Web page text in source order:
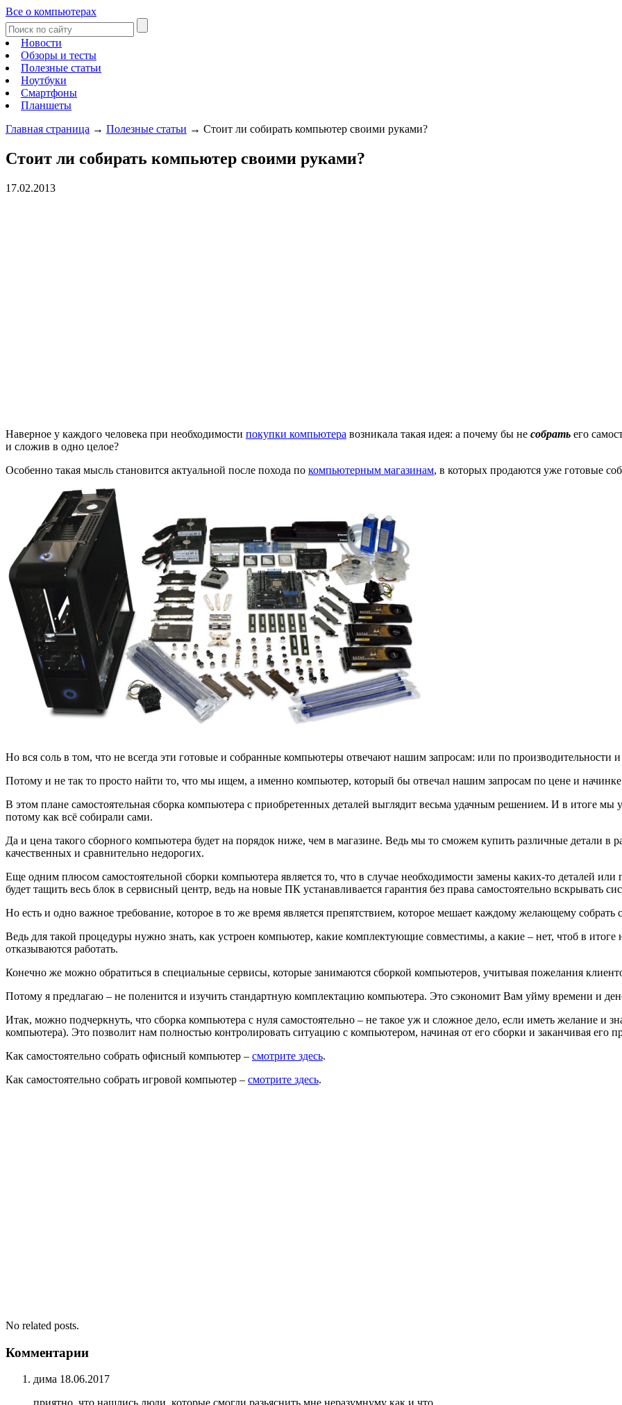
Все о компьютерах
Новости
Обзоры и тесты
Полезные статьи
Ноутбуки
Смартфоны
Планшеты
Главная страница → Полезные статьи → Стоит ли собирать компьютер своими руками?
Стоит ли собирать компьютер своими руками?
17.02.2013
Наверное у каждого человека при необходимости покупки компьютера возникала такая идея: а почему бы не собрать его
и сложив в одно целое?
Особенно такая мысль становится актуальной после похода по компьютерным магазинам, в которых продаются уже готовые
Но вся соль в том, что не всегда эти готовые и собранные компьютеры отвечают нашим запросам: или по производительности
Потому и не так то просто найти то, что мы ищем, а именно компьютер, который бы отвечал нашим запросам по цене и
В этом плане самостоятельная сборка компьютера с приобретенных деталей выглядит весьма удачным решением. И в итоге
потому как всё собирали сами.
Да и цена такого сборного компьютера будет на порядок ниже, чем в магазине. Ведь мы то сможем купить различные детали в
качественных и сравнительно недорогих.
Еще одним плюсом самостоятельной сборки компьютера является то, что в случае необходимости замены каких-то деталей
будет тащить весь блок в сервисный центр, ведь на новые ПК устанавливается гарантия без права самостоятельно вскрывать
Но есть и одно важное требование, которое в то же время является препятствием, которое мешает каждому желающему собрать
Ведь для такой процедуры нужно знать, как устроен компьютер, какие комплектующие совместимы, а какие – нет, чтоб в
отказываются работать.
Конечно же можно обратиться в специальные сервисы, которые занимаются сборкой компьютеров, учитывая пожелания
Потому я предлагаю – не поленится и изучить стандартную комплектацию компьютера. Это сэкономит Вам уйму времени и
Итак, можно подчеркнуть, что сборка компьютера с нуля самостоятельно – не такое уж и сложное дело, если иметь желание и
компьютера). Это позволит нам полностью контролировать ситуацию с компьютером, начиная от его сборки и заканчивая его
Как самостоятельно собрать офисный компьютер – смотрите здесь.
Как самостоятельно собрать игровой компьютер – смотрите здесь.
No related posts.
Комментарии
дима 18.06.2017